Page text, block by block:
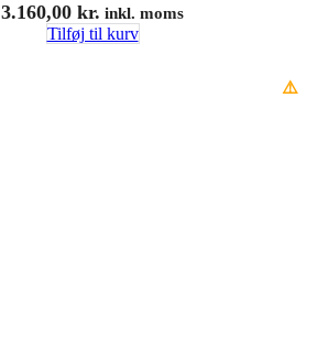
3.160,00 kr. inkl. moms
Tilføj til kurv
⚠️